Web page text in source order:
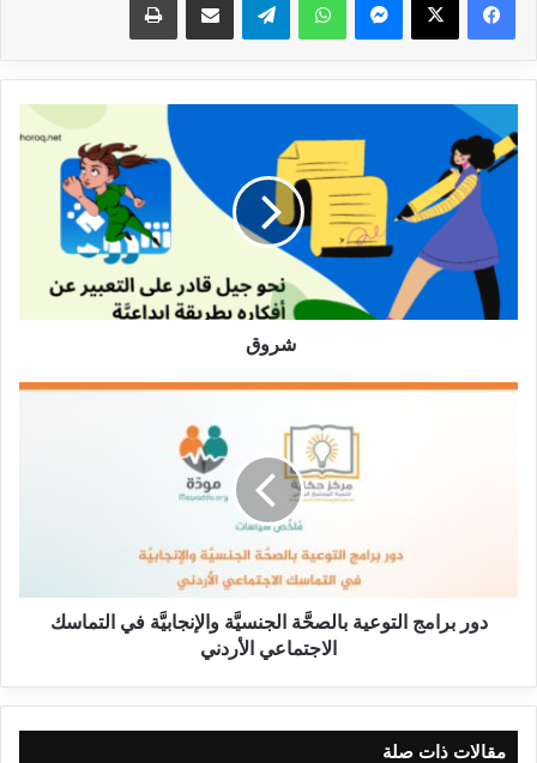
شروق
دور برامج التوعية بالصحَّة الجنسيَّة والإنجابيَّة في التماسك
الاجتماعي الأردني
مقالات ذات صلة